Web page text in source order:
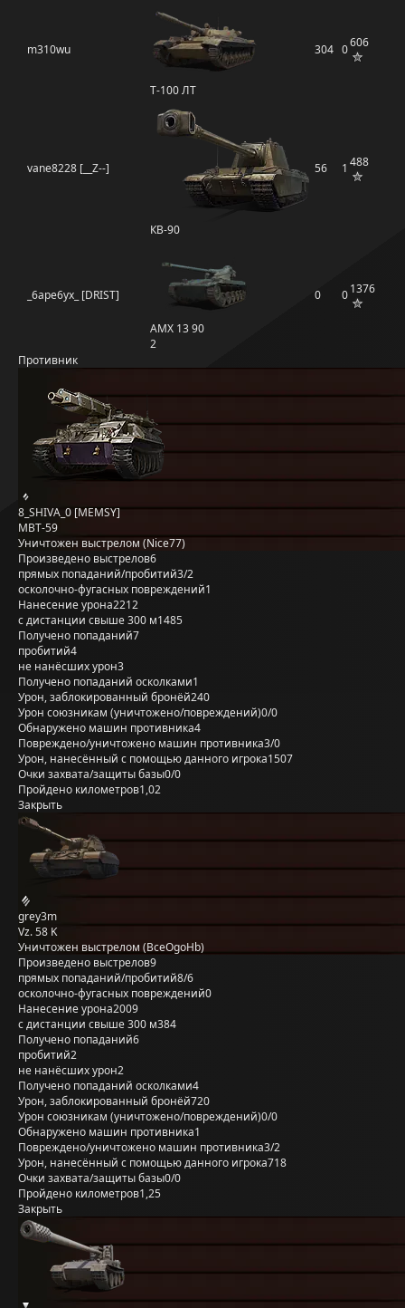
m310wu
Т-100 ЛТ
304 0606
vane8228 [__Z--]
КВ-90
56 1 488
_6ape6yx_ [DRIST]
AMX 13 90
2
0 01376
Противник
8_SHIVA_0 [MEMSY]
MBT-59
Уничтожен выстрелом (Nice77)
Произведено выстрелов6
прямых попаданий/пробитий3/2
осколочно-фугасных повреждений1
Нанесение урона2212
с дистанции свыше 300 м1485
Получено попаданий7
пробитий4
не нанёсших урон3
Получено попаданий осколками1
Урон, заблокированный бронёй240
Урон союзникам (уничтожено/повреждений)0/0
Обнаружено машин противника4
Повреждено/уничтожено машин противника3/0
Урон, нанесённый с помощью данного игрока1507
Очки захвата/защиты базы0/0
Пройдено километров1,02
Закрыть
grey3m
Vz. 58 K
Уничтожен выстрелом (BceOgoHb)
Произведено выстрелов9
прямых попаданий/пробитий8/6
осколочно-фугасных повреждений0
Нанесение урона2009
с дистанции свыше 300 м384
Получено попаданий6
пробитий2
не нанёсших урон2
Получено попаданий осколками4
Урон, заблокированный бронёй720
Урон союзникам (уничтожено/повреждений)0/0
Обнаружено машин противника1
Повреждено/уничтожено машин противника3/2
Урон, нанесённый с помощью данного игрока718
Очки захвата/защиты базы0/0
Пройдено километров1,25
Закрыть